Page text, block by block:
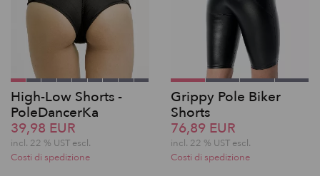
High-Low Shorts -
PoleDancerKa
39,98 EUR
incl. 22 % UST escl.
Costi di spedizione
Grippy Pole Biker
Shorts
76,89 EUR
incl. 22 % UST escl.
Costi di spedizione